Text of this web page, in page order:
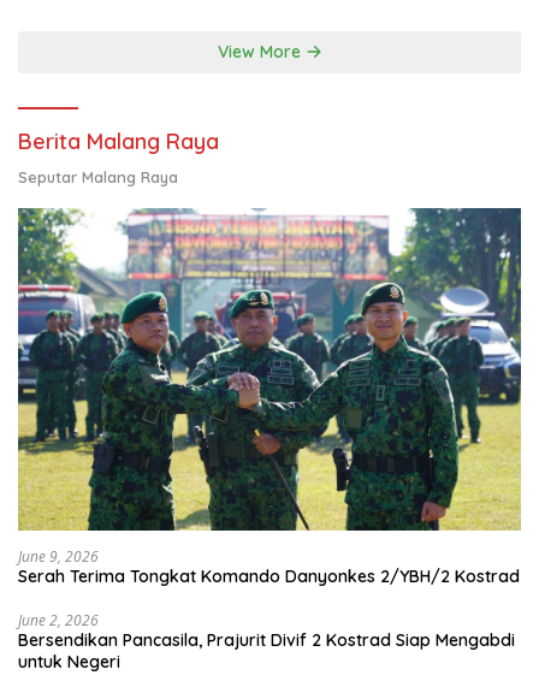
View More
Berita Malang Raya
Seputar Malang Raya
June 9, 2026
Serah Terima Tongkat Komando Danyonkes 2/YBH/2 Kostrad
June 2, 2026
Bersendikan Pancasila, Prajurit Divif 2 Kostrad Siap Mengabdi
untuk Negeri